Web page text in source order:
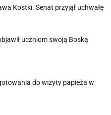
Kostki. Senat przyjął uchwałę
uczniom swoją Boską
do wizyty papieża w